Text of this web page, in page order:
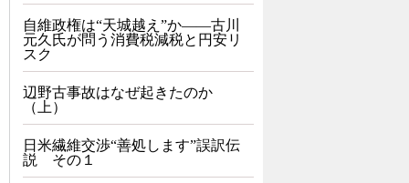
自維政権は“天城越え”か――古川
元久氏が問う消費税減税と円安リ
スク
辺野古事故はなぜ起きたのか
（上）
日米繊維交渉“善処します”誤訳伝
説 その１